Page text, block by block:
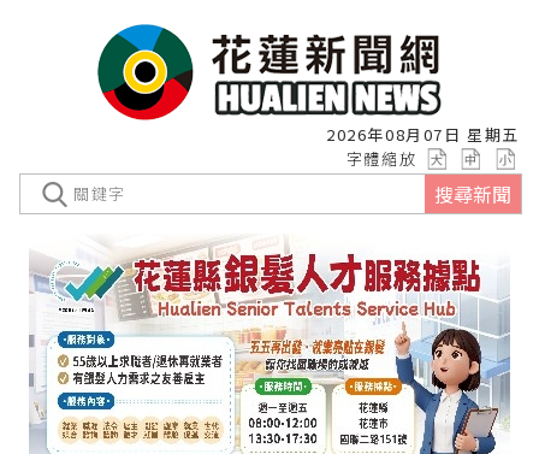
2026年08月07日 星期五
字體縮放
搜尋新聞